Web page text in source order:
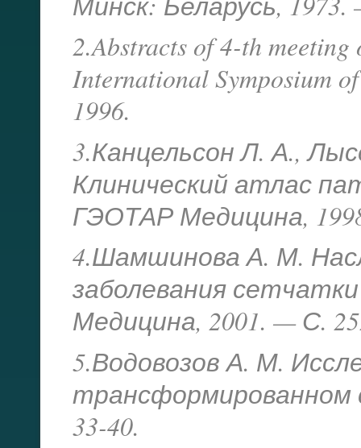
2.Abstracts of 4-th
International Symposium
1996.
3.Канцельсон Л. А.,
Клинический атлас
ГЭОТАР Медицина,
4.Шамшинова А. М.
заболевания
Медицина, 2001. — С.
5.Водовозов А. М.
33-40.